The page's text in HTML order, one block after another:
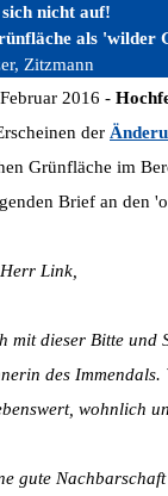
nicht auf!
als 'wilder
Zitzmann
2016 -
der
Grünfläche im
Brief an den
Link,
mit dieser Bitte
des
wohnlich
gute